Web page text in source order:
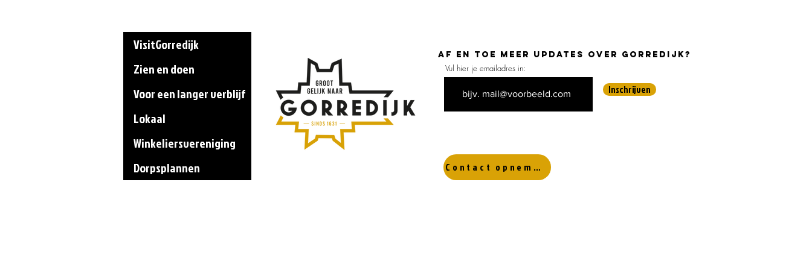
VisitGorredijk
Zien en doen
Voor een langer verblijf
Lokaal
Winkeliersvereniging
Dorpsplannen
Af en toe meer updates over Gorredijk?
Vul hier je emailadres in:
Inschrijven
Contact opnemen